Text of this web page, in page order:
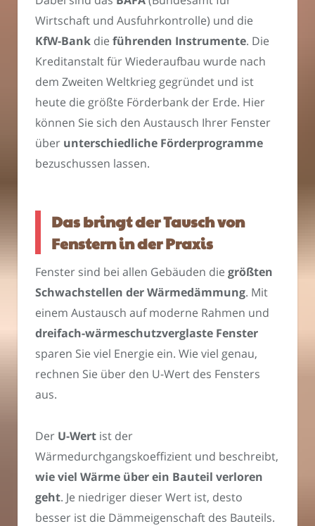
Wirtschaft und Ausfuhrkontrolle) und die
KfW-Bank die führenden Instrumente. Die
Kreditanstalt für Wiederaufbau wurde nach
dem Zweiten Weltkrieg gegründet und ist
heute die größte Förderbank der Erde. Hier
können Sie sich den Austausch Ihrer Fenster
über unterschiedliche Förderprogramme
bezuschussen lassen.
Das bringt der Tausch von
Fenstern in der Praxis
Fenster sind bei allen Gebäuden die größten
Schwachstellen der Wärmedämmung. Mit
einem Austausch auf moderne Rahmen und
dreifach-wärmeschutzverglaste Fenster
sparen Sie viel Energie ein. Wie viel genau,
rechnen Sie über den U-Wert des Fensters
aus.
Der U-Wert ist der
Wärmedurchgangskoeffizient und beschreibt,
wie viel Wärme über ein Bauteil verloren
geht. Je niedriger dieser Wert ist, desto
besser ist die Dämmeigenschaft des Bauteils.